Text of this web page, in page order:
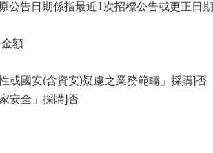
公告日期係指最近1次招標公告或更正日期
額
或國安(含資安)疑慮之業務範疇」採購]否
安全」採購]否